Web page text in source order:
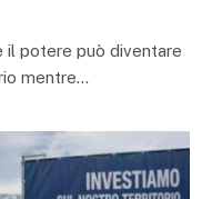
il potere può diventare
mentre…